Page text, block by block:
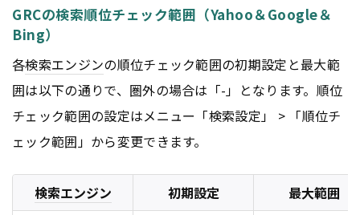
GRCの検索順位チェック範囲（Yahoo＆Google＆
Bing）
各検索エンジンの順位チェック範囲の初期設定と最大範
囲は以下の通りで、圏外の場合は「-」となります。順位
チェック範囲の設定はメニュー「検索設定」 > 「順位チ
ェック範囲」から変更できます。
検索エンジン 初期設定
最大範囲